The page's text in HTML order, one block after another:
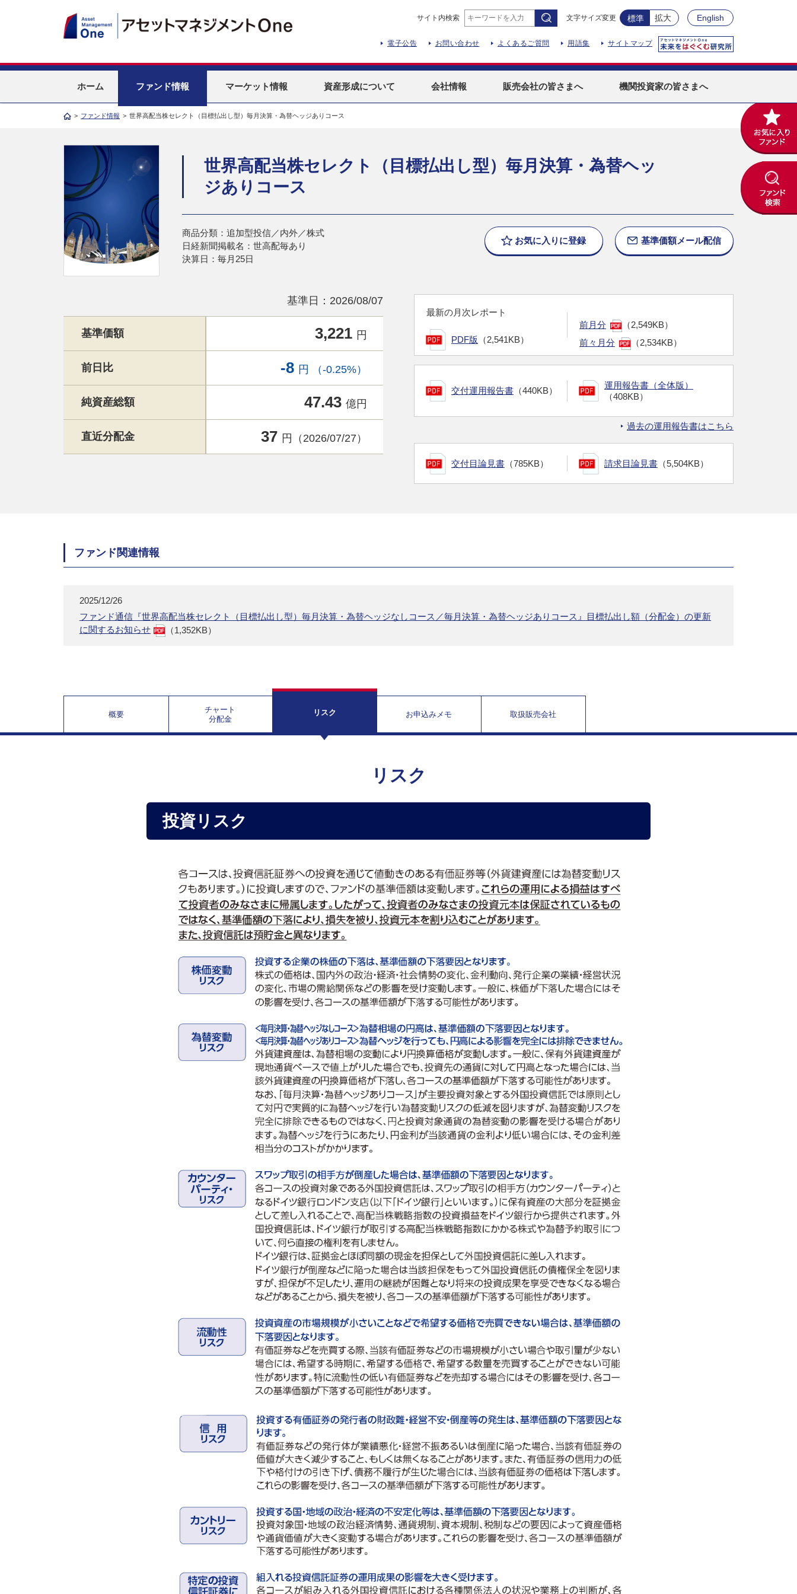
サイト内検索 文字サイズ変更 標準 拡大 English
電子公告 お問い合わせ よくあるご質問 用語集 サイトマップ
ホーム ファンド情報 マーケット情報 資産形成について 会社情報 販売会社の皆さまへ 機関投資家の皆さまへ
> ファンド情報 > 世界高配当株セレクト（目標払出し型）毎月決算・為替ヘッジありコース
世界高配当株セレクト（目標払出し型）毎月決算・為替ヘッ
ジありコース
商品分類：追加型投信／内外／株式
日経新聞掲載名：世高配毎あり
決算日：毎月25日
お気に入りに登録 基準価額メール配信
基準日：2026/08/07
基準価額 3,221 円
前日比 -8 円 （-0.25%）
純資産総額 47.43 億円
直近分配金 37 円（2026/07/27）
最新の月次レポート
PDF版 （2,541KB）
前月分
（2,549KB）
前々月分
（2,534KB）
交付運用報告書 （440KB）
運用報告書（全体版）
（408KB）
過去の運用報告書はこちら
交付目論見書 （785KB） 請求目論見書 （5,504KB）
ファンド関連情報
2025/12/26
ファンド通信『世界高配当株セレクト（目標払出し型）毎月決算・為替ヘッジなしコース／毎月決算・為替ヘッジありコース』目標払出し額（分配金）の更新
に関するお知らせ
（1,352KB）
概要
チャート
分配金
リスク お申込みメモ 取扱販売会社
リスク
投資リスク